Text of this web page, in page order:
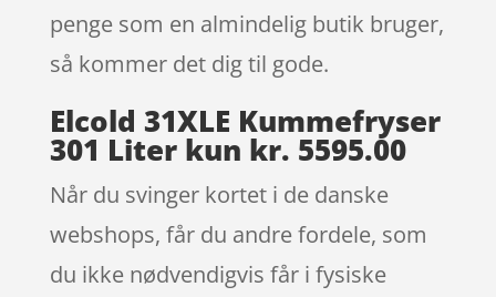
penge som en almindelig butik bruger,
så kommer det dig til gode.
Elcold 31XLE Kummefryser
301 Liter kun kr. 5595.00
Når du svinger kortet i de danske
webshops, får du andre fordele, som
du ikke nødvendigvis får i fysiske